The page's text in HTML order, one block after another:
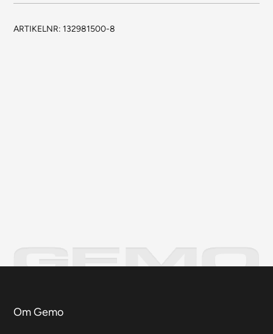
ARTIKELNR:132981500-8
Om Gemo